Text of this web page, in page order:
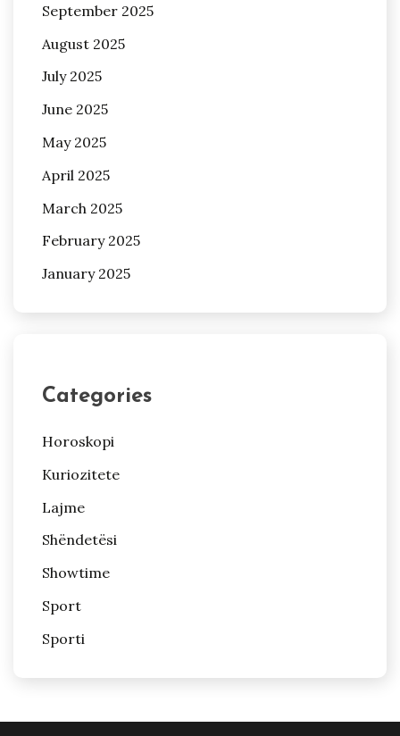
September 2025
August 2025
July 2025
June 2025
May 2025
April 2025
March 2025
February 2025
January 2025
Categories
Horoskopi
Kuriozitete
Lajme
Shëndetësi
Showtime
Sport
Sporti